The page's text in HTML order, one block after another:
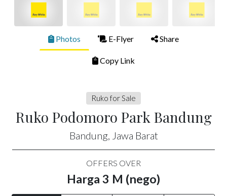
Photos E-Flyer Share
Copy Link
Ruko for Sale
Ruko Podomoro Park Bandung
Bandung, Jawa Barat
OFFERS OVER
Harga 3 M (nego)